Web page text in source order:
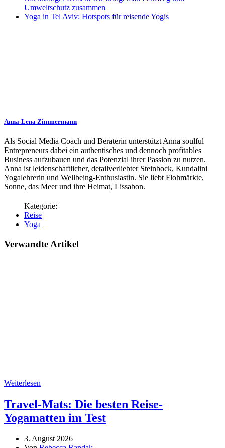
Umweltschutz zusammen
Yoga in Tel Aviv: Hotspots für reisende Yogis
Anna-Lena Zimmermann
Als Social Media Coach und Beraterin unterstützt Anna soulful
Entrepreneurs dabei ein authentisches und dennoch profitables
Business aufzubauen und das Potenzial ihrer Passion zu nutzen.
Anna ist leidenschaftlicher, detailverliebter Steinbock, Kundalini
Yogalehrerin und Wellbeing-Enthusiastin. Sie liebt Flohmärkte,
Sonne, das Meer und ihre Heimat, Lissabon.
Reise
Yoga
Verwandte Artikel
Weiterlesen
Travel-Mats: Die besten Reise-
Yogamatten im Test
3. August 2026